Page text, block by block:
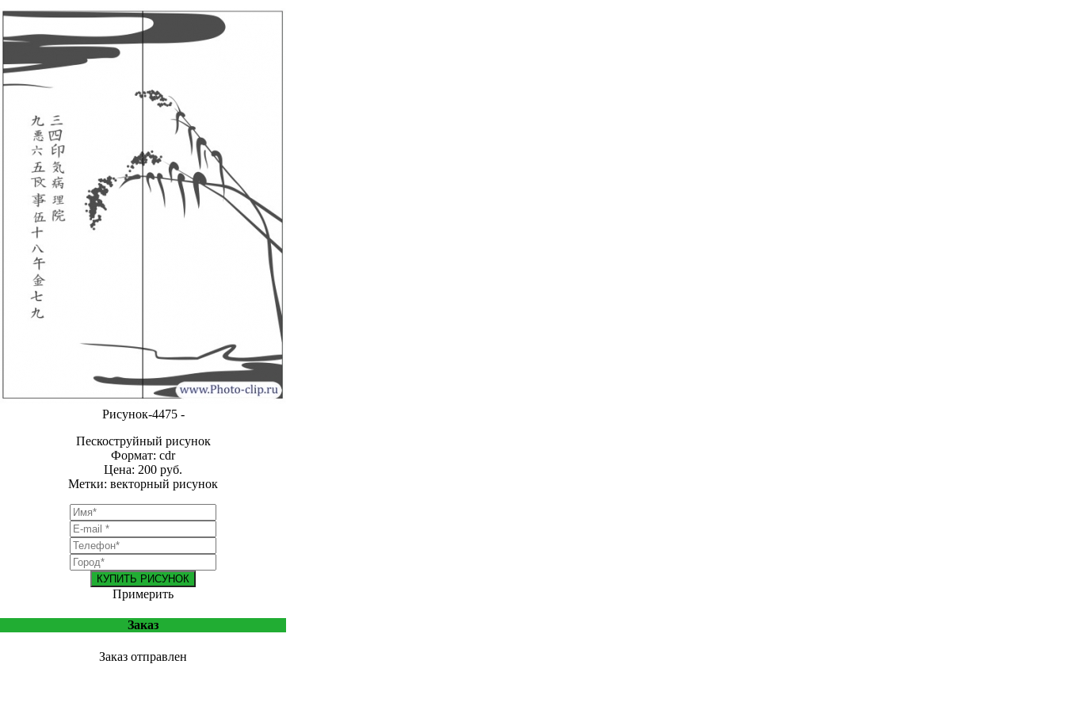
Рисунок-4475 -
Пескоструйный рисунок
Формат: cdr
Цена: 200 руб.
Метки: векторный рисунок
КУПИТЬ РИСУНОК
Примерить
Заказ
Заказ отправлен